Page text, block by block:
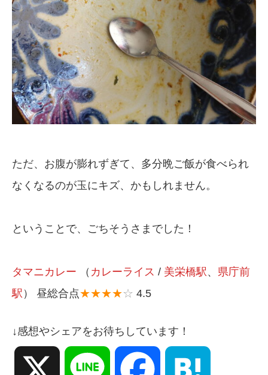
ただ、お腹が膨れずぎて、多分晩ご飯が食べられ
なくなるのが玉にキズ、かもしれません。
ということで、ごちそうさまでした！
タマニカレー （ カレーライス / 美栄橋駅、 県庁前
駅 ） 昼総合点★★★★☆ 4.5
↓感想やシェアをお待ちしています！
Line Facebook